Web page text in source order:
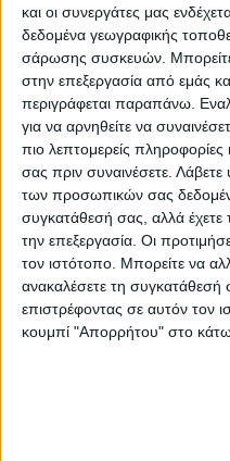
και οι συνεργάτες μας
δεδομένα γεωγραφικής
σάρωσης συσκευών. Μπορείτε
στην επεξεργασία από εμάς
περιγράφεται παραπάνω.
για να αρνηθείτε να
πιο λεπτομερείς πληροφορίες
σας πριν συναινέσετε. Λάβετε
των προσωπικών σας
συγκατάθεσή σας, αλλά έχετε
την επεξεργασία. Οι
τον ιστότοπο. Μπορείτε να
ανακαλέσετε τη
επιστρέφοντας σε αυτόν τον
κουμπί "Απορρήτου" στο κάτω
Το R 18 έχει πλέον
ήταν προηγουμένως, και
μπράτσα, ενώ στα έξτρα
διαφορετικοί τροχοί
Cut με γυαλιστερό
ιντσών με ακτίνες
προτιμούν.
Νέο είναι το φτερό
πιρούνι, εκτεθειμένο
πάνω μέρος (Fork